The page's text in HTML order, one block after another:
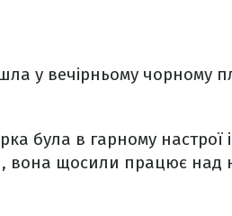
у вечірньому чорному
була в гарному настрої
вона щосили працює над